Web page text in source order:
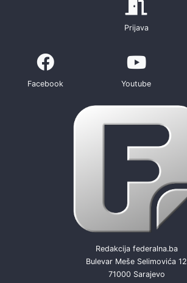
Prijava
Facebook Youtube
Redakcija federalna.ba
Bulevar Meše Selimovića 12
71000 Sarajevo